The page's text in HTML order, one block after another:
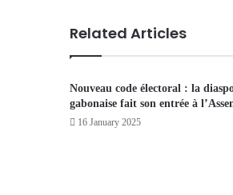
Related Articles
Nouveau code électoral : la
gabonaise fait son entrée à
16 January 2025